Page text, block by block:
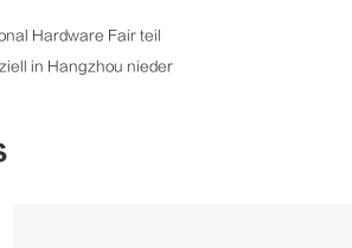
Hardware Fair teil
in Hangzhou nieder